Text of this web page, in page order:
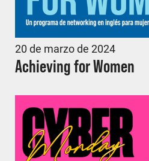
20 de marzo de 2024
Achieving for Women